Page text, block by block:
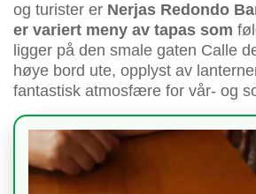
og turister er Nerjas Redondo
er variert meny av tapas som
ligger på den smale gaten Calle
høye bord ute, opplyst av
fantastisk atmosfære for vår- og